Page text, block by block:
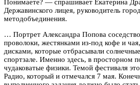
Понимаете? — спрашивает Екатерина
Державинского лицея, руководитель
методобъединения.
… Портрет Александра Попова
проволоки, жестянками из-под кофе и
дисками, которые отбрасывали
спортзале. Именно здесь, в просторном
чудаковатые физики. Темой фестиваля
Радио, который и отмечался 7 мая.